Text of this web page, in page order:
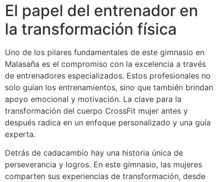
El papel del entrenador en
la transformación física
Uno de los pilares fundamentales de este gimnasio en
Malasaña es el compromiso con la excelencia a través
de entrenadores especializados. Estos profesionales no
solo guían los entrenamientos, sino que también brindan
apoyo emocional y motivación. La clave para la
transformación del cuerpo CrossFit mujer antes y
después radica en un enfoque personalizado y una guía
experta.
Detrás de cadacambio hay una historia única de
perseverancia y logros. En este gimnasio, las mujeres
comparten sus experiencias de transformación, desde